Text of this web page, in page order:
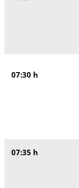
07:30 h
07:35 h